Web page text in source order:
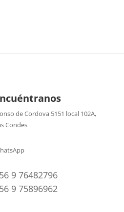
de Cordova 5151 local 102A,
Condes
9 76482796
9 75896962